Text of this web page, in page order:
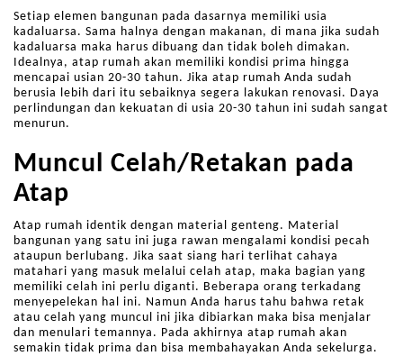
Setiap elemen bangunan pada dasarnya memiliki usia
kadaluarsa. Sama halnya dengan makanan, di mana jika sudah
kadaluarsa maka harus dibuang dan tidak boleh dimakan.
Idealnya, atap rumah akan memiliki kondisi prima hingga
mencapai usian 20-30 tahun. Jika atap rumah Anda sudah
berusia lebih dari itu sebaiknya segera lakukan renovasi. Daya
perlindungan dan kekuatan di usia 20-30 tahun ini sudah sangat
menurun.
Muncul Celah/Retakan pada
Atap
Atap rumah identik dengan material genteng. Material
bangunan yang satu ini juga rawan mengalami kondisi pecah
ataupun berlubang. Jika saat siang hari terlihat cahaya
matahari yang masuk melalui celah atap, maka bagian yang
memiliki celah ini perlu diganti. Beberapa orang terkadang
menyepelekan hal ini. Namun Anda harus tahu bahwa retak
atau celah yang muncul ini jika dibiarkan maka bisa menjalar
dan menulari temannya. Pada akhirnya atap rumah akan
semakin tidak prima dan bisa membahayakan Anda sekelurga.